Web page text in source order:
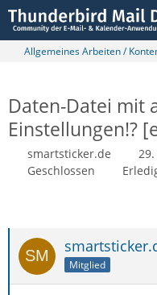
Allgemeines Arbeiten /
Daten-Datei mit
Einstellungen!?
smartsticker.de
Geschlossen
Mitglied